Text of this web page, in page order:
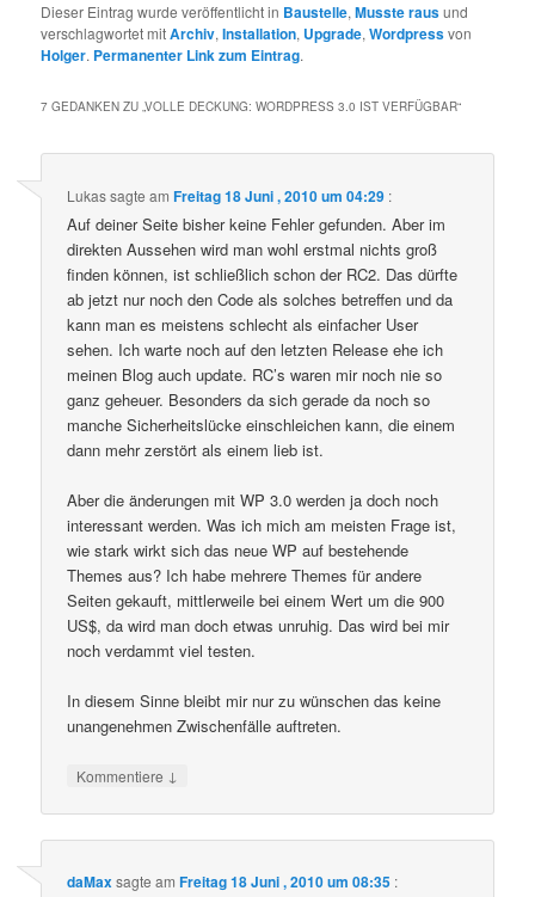
Dieser Eintrag wurde veröffentlicht in Baustelle,Musste rausund
verschlagwortet mitArchiv,Installation, Upgrade,Wordpressvon
Holger. Permanenter Link zum Eintrag.
7 GEDANKEN ZU „VOLLE DECKUNG: WORDPRESS 3.0 IST VERFÜGBAR“
Lukassagte amFreitag 18 Juni , 2010 um 04:29 :
Auf deiner Seite bisher keine Fehler gefunden. Aber im
direkten Aussehen wird man wohl erstmal nichts groß
finden können, ist schließlich schon der RC2. Das dürfte
ab jetzt nur noch den Code als solches betreffen und da
kann man es meistens schlecht als einfacher User
sehen. Ich warte noch auf den letzten Release ehe ich
meinen Blog auch update. RC’s waren mir noch nie so
ganz geheuer. Besonders da sich gerade da noch so
manche Sicherheitslücke einschleichen kann, die einem
dann mehr zerstört als einem lieb ist.
Aber die änderungen mit WP 3.0 werden ja doch noch
interessant werden. Was ich mich am meisten Frage ist,
wie stark wirkt sich das neue WP auf bestehende
Themes aus? Ich habe mehrere Themes für andere
Seiten gekauft, mittlerweile bei einem Wert um die 900
US$, da wird man doch etwas unruhig. Das wird bei mir
noch verdammt viel testen.
In diesem Sinne bleibt mir nur zu wünschen das keine
unangenehmen Zwischenfälle auftreten.
Kommentiere ↓
daMaxsagte amFreitag 18 Juni , 2010 um 08:35 :